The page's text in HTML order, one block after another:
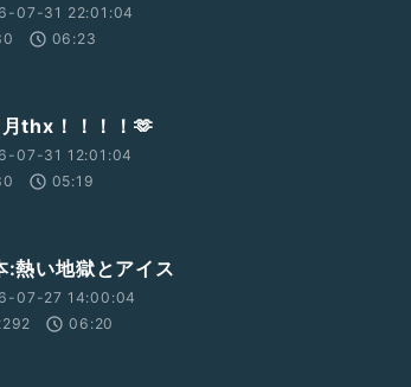
07-31 22:01:04
06:23
thx！！！！🫶
07-31 12:01:04
05:19
:熱い地獄とアイス
07-27 14:00:04
06:20